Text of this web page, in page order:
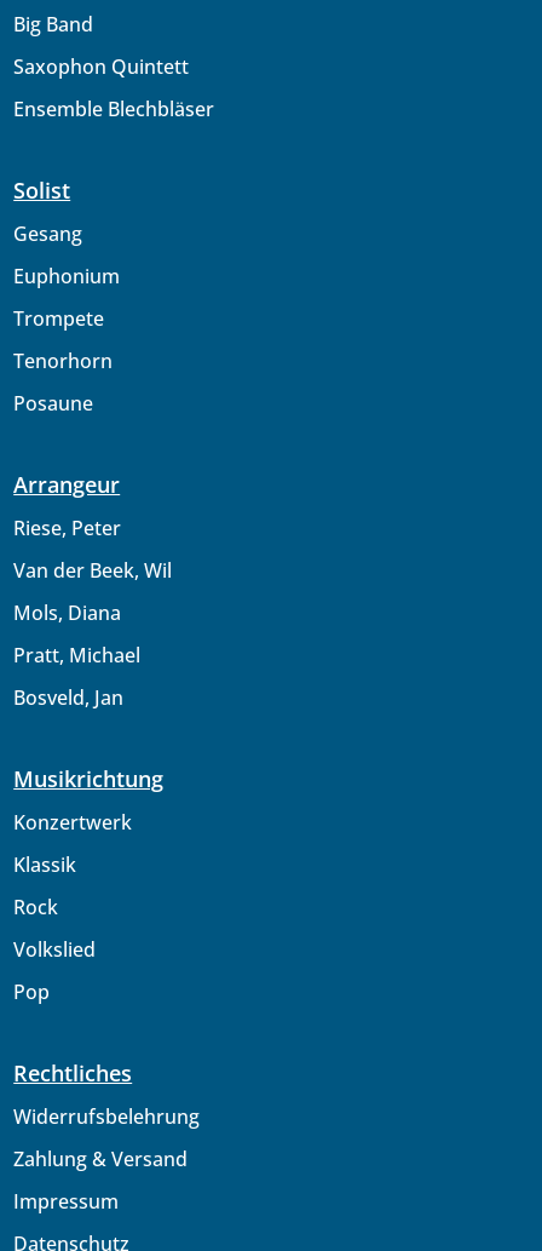
Big Band
Saxophon Quintett
Ensemble Blechbläser
Solist
Gesang
Euphonium
Trompete
Tenorhorn
Posaune
Arrangeur
Riese, Peter
Van der Beek, Wil
Mols, Diana
Pratt, Michael
Bosveld, Jan
Musikrichtung
Konzertwerk
Klassik
Rock
Volkslied
Pop
Rechtliches
Widerrufsbelehrung
Zahlung & Versand
Impressum
Datenschutz